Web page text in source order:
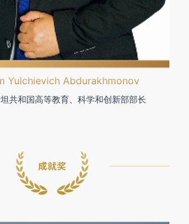
Yulchievich Abdurakhmonov
共和国高等教育、科学和创新部部长